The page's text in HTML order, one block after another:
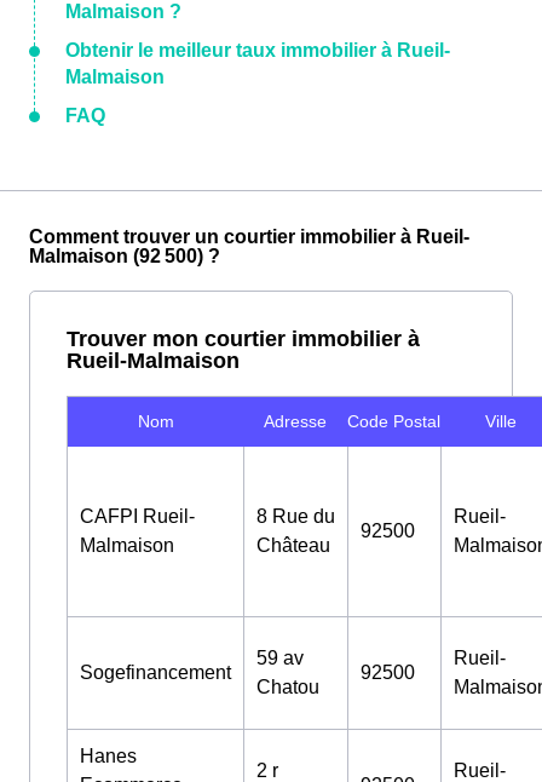
Malmaison ?
Obtenir le meilleur taux immobilier à Rueil-
Malmaison
FAQ
Comment trouver un courtier immobilier à Rueil-
Malmaison (92 500) ?
Trouver mon courtier immobilier à
Rueil-Malmaison
Nom Adresse Code Postal Ville
CAFPI Rueil-
Malmaison
8 Rue du
Château
92500
Rueil-
Sogefinancement
59 av
Chatou
92500
Rueil-
Hanes
2 r
Rueil-